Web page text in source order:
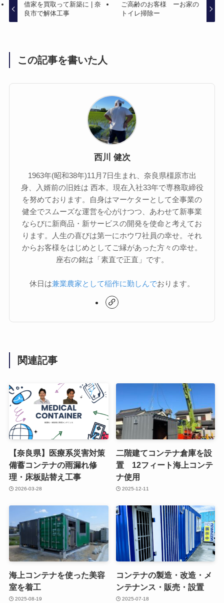
借家を買取って新築に | 奈
良市で解体工事
ご高齢のお客様 ーお家の
トイレ掃除ー
この記事を書いた人
西川 健次
1963年(昭和38年)11月7日生まれ、奈良県橿原市出
身、入婿前の旧姓は 西本。現在入社33年で専務取締役
を努めております。自身はマーケターとして全事業の
健全でスムーズな運営を心がけつつ、あわせて新事業
ならびに新商品・新サービスの開発を使命と考えてお
ります。人生の喜びは第一にホウワ社員の幸せ。それ
からお客様をはじめとしてご縁があった方々の幸せ。
座右の銘は「素直で正直」です。
休日は兼業農家として稲作に勤しんでおります。
関連記事
【奈良県】医療系災害対策
備蓄コンテナの雨漏れ修
理・床板貼替え工事
2026-03-28
二階建てコンテナ倉庫を設
置 12フィート海上コンテ
ナ使用
2025-12-11
海上コンテナを使った美容
室を着工
2025-08-19
コンテナの製造・改造・メ
ンテナンス・販売・設置
2025-07-18